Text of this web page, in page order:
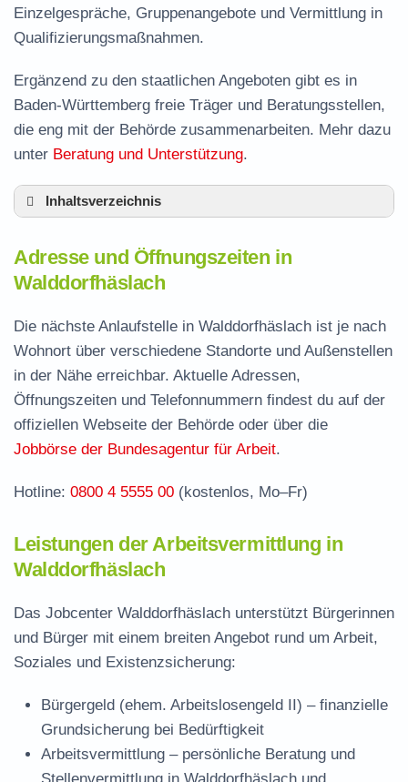
Einzelgespräche, Gruppenangebote und Vermittlung in
Qualifizierungsmaßnahmen.
Ergänzend zu den staatlichen Angeboten gibt es in
Baden-Württemberg freie Träger und Beratungsstellen,
die eng mit der Behörde zusammenarbeiten. Mehr dazu
unter Beratung und Unterstützung.
Inhaltsverzeichnis
Walddorfhäslach
Leistungen der Arbeitsvermittlung in
Walddorfhäslach
Termin vereinbaren und Bürgergeld beantragen
Jobcenter Reutlingen – zuständige Stelle
Stellenangebote und Jobbörse in
Walddorfhäslach
Adresse und Öffnungszeiten in
Walddorfhäslach
Die nächste Anlaufstelle in Walddorfhäslach ist je nach
Wohnort über verschiedene Standorte und Außenstellen
in der Nähe erreichbar. Aktuelle Adressen,
Öffnungszeiten und Telefonnummern findest du auf der
offiziellen Webseite der Behörde oder über die
Jobbörse der Bundesagentur für Arbeit.
Hotline: 0800 4 5555 00 (kostenlos, Mo–Fr)
Leistungen der Arbeitsvermittlung in
Walddorfhäslach
Das Jobcenter Walddorfhäslach unterstützt Bürgerinnen
und Bürger mit einem breiten Angebot rund um Arbeit,
Soziales und Existenzsicherung:
Bürgergeld (ehem. Arbeitslosengeld II) – finanzielle
Grundsicherung bei Bedürftigkeit
Arbeitsvermittlung – persönliche Beratung und